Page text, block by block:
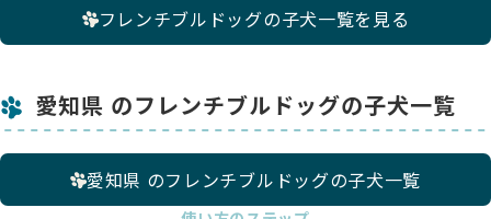
フレンチブルドッグの子犬一覧を見る
愛知県 のフレンチブルドッグの子犬一覧
愛知県 のフレンチブルドッグの子犬一覧